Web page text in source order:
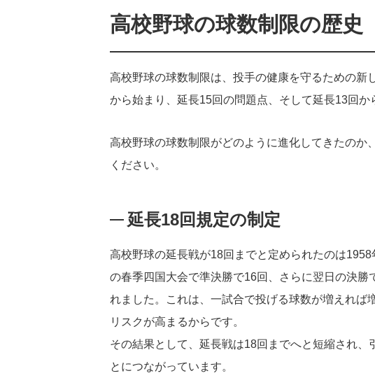
高校野球の球数制限の歴史
高校野球の球数制限は、投手の健康を守るための
から始まり、延長15回の問題点、そして延長13回
高校野球の球数制限がどのように進化してきたのか
ください。
延長18回規定の制定
高校野球の延長戦が18回までと定められたのは
の春季四国大会で準決勝で16回、さらに翌日の決
れました。これは、一試合で投げる球数が増えれ
リスクが高まるからです。
その結果として、延長戦は18回までへと短縮され
とにつながっています。